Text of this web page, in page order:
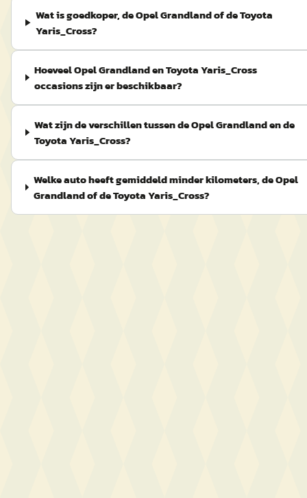
Wat is goedkoper, de Opel Grandland of de Toyota
Yaris_Cross?
Hoeveel Opel Grandland en Toyota Yaris_Cross
occasions zijn er beschikbaar?
Wat zijn de verschillen tussen de Opel Grandland en de
Toyota Yaris_Cross?
Welke auto heeft gemiddeld minder kilometers, de Opel
Grandland of de Toyota Yaris_Cross?